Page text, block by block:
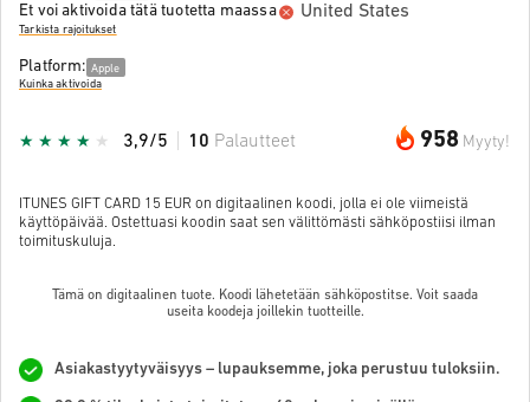
Et voi aktivoida tätä tuotetta maassa United States
Tarkista rajoitukset
Platform: Apple
Kuinka aktivoida
958 Myyty!
3,9/5 10 Palautteet
ITUNES GIFT CARD 15 EUR on digitaalinen koodi, jolla ei ole viimeistä
käyttöpäivää. Ostettuasi koodin saat sen välittömästi sähköpostiisi ilman
toimituskuluja.
Tämä on digitaalinen tuote. Koodi lähetetään sähköpostitse. Voit saada
useita koodeja joillekin tuotteille.
Asiakastyytyväisyys – lupauksemme, joka perustuu tuloksiin.